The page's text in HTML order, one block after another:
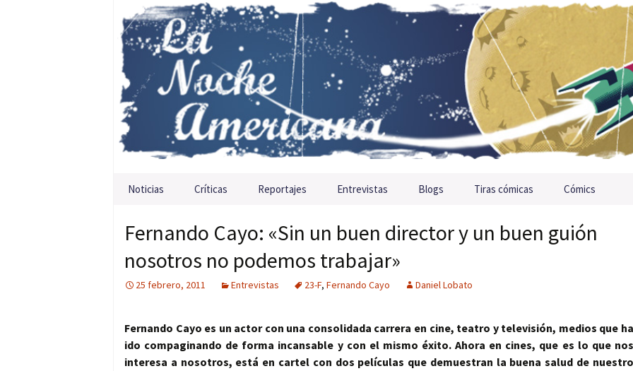
Saltar al contenido
Noticias Críticas Reportajes Entrevistas Blogs Tiras cómicas Cómics
Fernando Cayo: «Sin un buen director y un buen guión
nosotros no podemos trabajar»
25 febrero, 2011 Entrevistas 23-F, Fernando Cayo Daniel Lobato
Fernando Cayo es un actor con una consolidada carrera en cine, teatro y televisión, medios que ha
ido compaginando de forma incansable y con el mismo éxito. Ahora en cines, que es lo que nos
interesa a nosotros, está en cartel con dos películas que demuestran la buena salud de nuestro